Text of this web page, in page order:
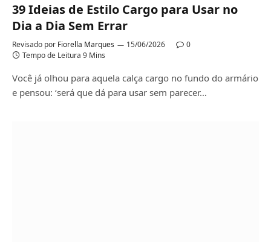
39 Ideias de Estilo Cargo para Usar no
Dia a Dia Sem Errar
Revisado por Fiorella Marques 15/06/2026
0
Tempo de Leitura 9 Mins
Você já olhou para aquela calça cargo no fundo do armário
e pensou: ‘será que dá para usar sem parecer…